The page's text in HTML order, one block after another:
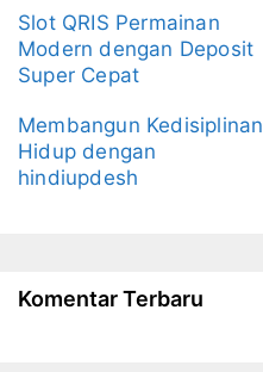
Slot QRIS Permainan
Modern dengan Deposit
Super Cepat
Membangun Kedisiplinan
Hidup dengan
hindiupdesh
Komentar Terbaru